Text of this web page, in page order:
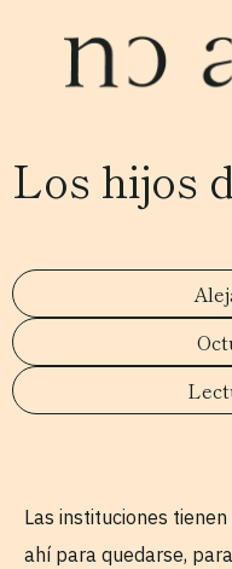
Los hijos
Las instituciones
ahí para quedarse,